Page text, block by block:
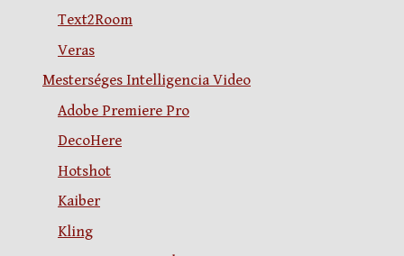
Text2Room
Veras
Mesterséges Intelligencia Video
Adobe Premiere Pro
DecoHere
Hotshot
Kaiber
Kling